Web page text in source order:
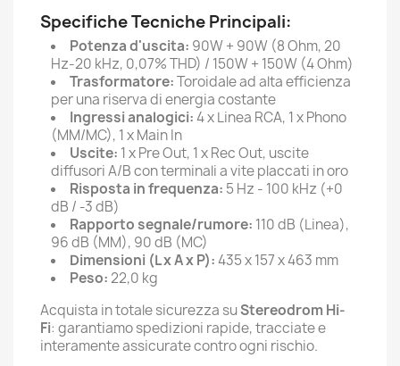
Specifiche Tecniche Principali:
Potenza d'uscita: 90W + 90W (8 Ohm, 20
Hz-20 kHz, 0,07% THD) / 150W + 150W (4 Ohm)
Trasformatore:Toroidale ad alta efficienza
per una riserva di energia costante
Ingressi analogici:4 x Linea RCA, 1 x Phono
(MM/MC), 1 x Main In
Uscite: 1 x Pre Out, 1 x Rec Out, uscite
diffusori A/B con terminali a vite placcati in oro
Risposta in frequenza: 5 Hz - 100 kHz (+0
dB / -3 dB)
Rapporto segnale/rumore: 110 dB (Linea),
96 dB (MM), 90 dB (MC)
Dimensioni (L x A x P):435 x 157 x 463 mm
Peso:22,0 kg
Acquista in totale sicurezza suStereodrom Hi-
Fi: garantiamo spedizioni rapide, tracciate e
interamente assicurate contro ogni rischio.